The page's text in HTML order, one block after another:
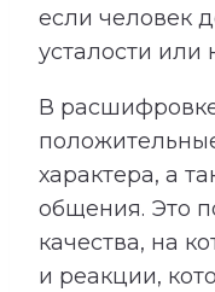
если человек
усталости или
В
характера, а
общения. Это
качества, на
и реакции,